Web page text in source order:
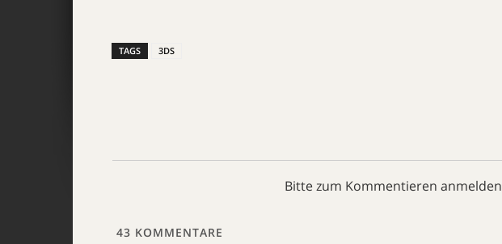
TAGS 3DS
Bitte zum Kommentieren anmelden
43 KOMMENTARE